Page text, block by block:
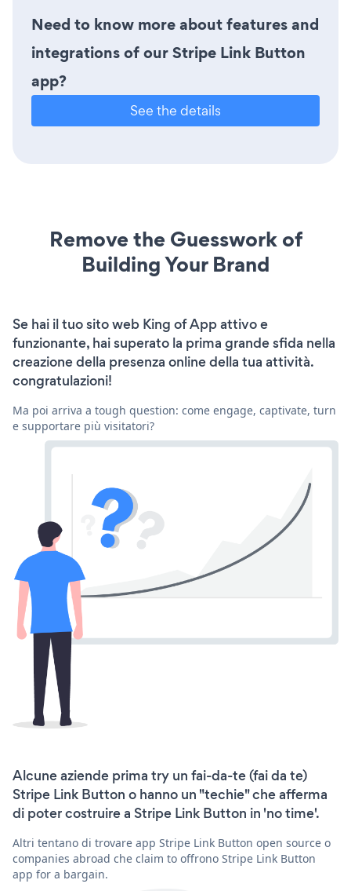
Need to know more about features and
integrations of our Stripe Link Button
app?
See the details
Remove the Guesswork of
Building Your Brand
Se hai il tuo sito web King of App attivo e
funzionante, hai superato la prima grande sfida nella
creazione della presenza online della tua attività.
congratulazioni!
Ma poi arriva a tough question: come engage, captivate, turn
e supportare più visitatori?
Alcune aziende prima try un fai-da-te (fai da te)
Stripe Link Button o hanno un "techie" che afferma
di poter costruire a Stripe Link Button in 'no time'.
Altri tentano di trovare app Stripe Link Button open source o
companies abroad che claim to offrono Stripe Link Button
app for a bargain.